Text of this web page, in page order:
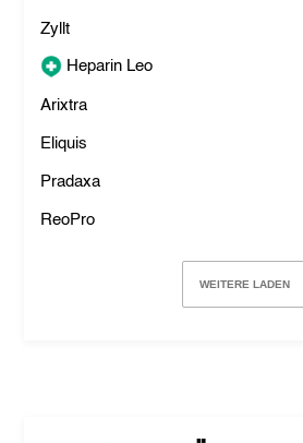
Zyllt
Heparin Leo
Arixtra
Eliquis
Pradaxa
ReoPro
WEITERE LADEN